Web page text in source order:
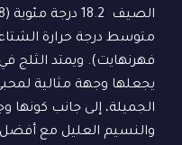
فهرنهايت). ويمتد الثلج
يجعلها وجهة مثالية لمحبي
الجميلة، إلى جانب كونها
والنسيم العليل مع